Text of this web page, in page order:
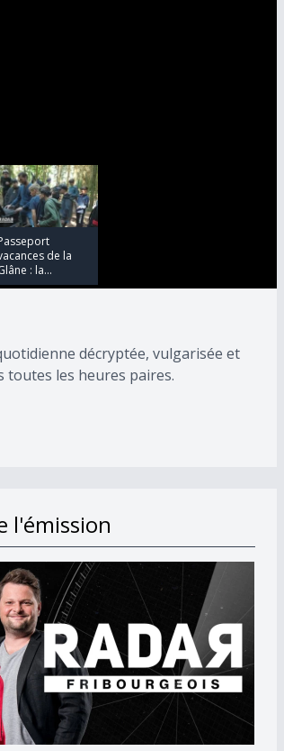
de la
: la...
décryptée, vulgarisée et
toutes les heures paires.
l'émission